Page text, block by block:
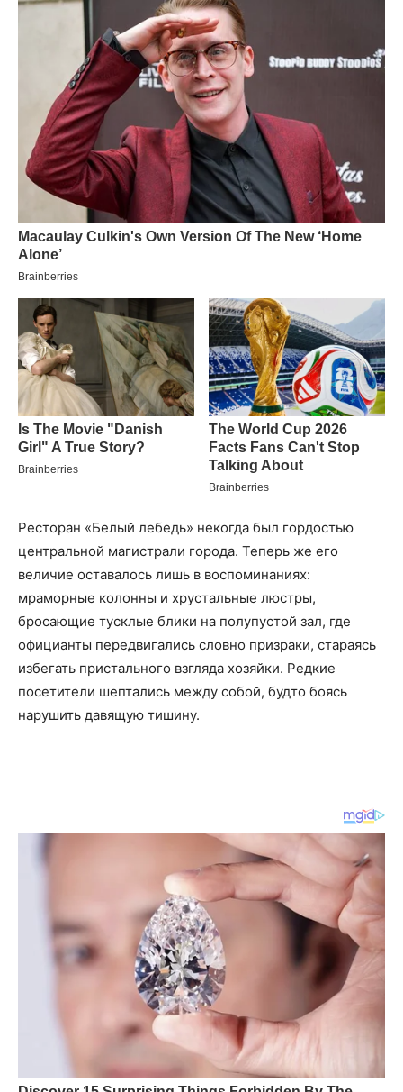
Ресторан «Белый лебедь» некогда был гордостью
центральной магистрали города. Теперь же его
величие оставалось лишь в воспоминаниях:
мраморные колонны и хрустальные люстры,
бросающие тусклые блики на полупустой зал, где
официанты передвигались словно призраки, стараясь
избегать пристального взгляда хозяйки. Редкие
посетители шептались между собой, будто боясь
нарушить давящую тишину.